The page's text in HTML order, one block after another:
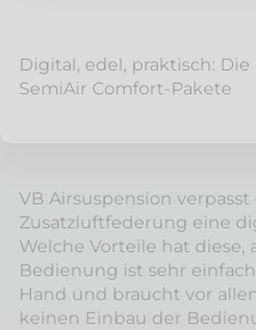
Digital, edel, praktisch:
SemiAir Comfort-Pakete
VB Airsuspension verpasst
Zusatzluftfederung eine
Welche Vorteile hat diese,
Bedienung ist sehr
Hand und braucht vor
keinen Einbau der